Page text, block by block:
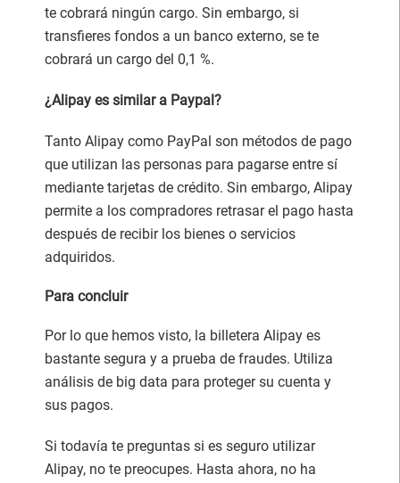
te cobrará ningún cargo. Sin embargo, si
transfieres fondos a un banco externo, se te
cobrará un cargo del 0,1 %.
¿Alipay es similar a Paypal?
Tanto Alipay como PayPal son métodos de pago
que utilizan las personas para pagarse entre sí
mediante tarjetas de crédito. Sin embargo, Alipay
permite a los compradores retrasar el pago hasta
después de recibir los bienes o servicios
adquiridos.
Para concluir
Por lo que hemos visto, la billetera Alipay es
bastante segura y a prueba de fraudes. Utiliza
análisis de big data para proteger su cuenta y
sus pagos.
Si todavía te preguntas si es seguro utilizar
Alipay, no te preocupes. Hasta ahora, no ha